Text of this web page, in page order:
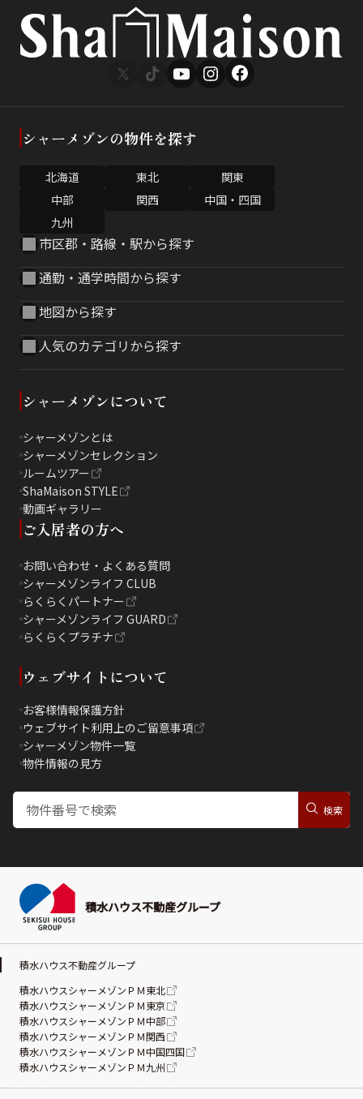
シャーメゾンの物件を探す
北海道 東北
関東
中部
関西
中国・四国
九州
市区郡・路線・駅から探す
通勤・通学時間から探す
地図から探す
人気のカテゴリから探す
シャーメゾンについて
シャーメゾンとは
シャーメゾンセレクション
ルームツアー
ShaMaison STYLE
動画ギャラリー
ご入居者の方へ
お問い合わせ・よくある質問
シャーメゾンライフ CLUB
らくらくパートナー
シャーメゾンライフ GUARD
らくらくプラチナ
ウェブサイトについて
お客様情報保護方針
ウェブサイト利用上のご留意事項
シャーメゾン物件一覧
物件情報の見方
積水ハウス不動産グループ
積水ハウス不動産グループ
積水ハウスシャーメゾンＰＭ東北
積水ハウスシャーメゾンＰＭ東京
積水ハウスシャーメゾンＰＭ中部
積水ハウスシャーメゾンＰＭ関西
積水ハウスシャーメゾンＰＭ中国四国
積水ハウスシャーメゾンＰＭ九州